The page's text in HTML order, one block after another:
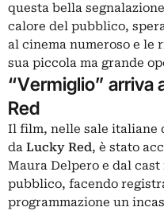
questa bella
calore del pubblico,
al cinema numeroso e le
sua piccola ma grande
“Vermiglio” arriva
Red
Il film, nelle sale italiane
da Lucky Red, è stato
Maura Delpero e dal
pubblico, facendo
programmazione un